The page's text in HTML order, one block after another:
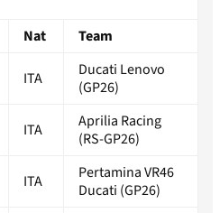
Nat Team
ITA
Ducati Lenovo
(GP26)
ITA
Aprilia Racing
(RS-GP26)
ITA
Pertamina VR46
Ducati (GP26)